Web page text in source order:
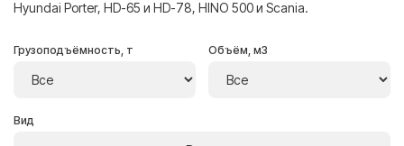
Hyundai Porter, HD-65 и HD-78, HINO 500 и Scania.
Грузоподъёмность, т Объём, м3
Вид